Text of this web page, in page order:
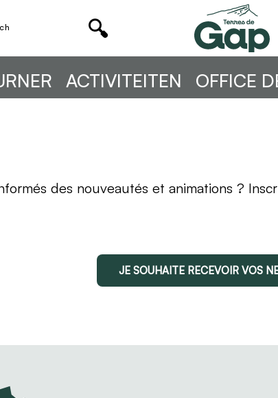
ACTIVITEITEN OFFICE
des nouveautés et animations ?
JE SOUHAITE RECEVOIR VOS